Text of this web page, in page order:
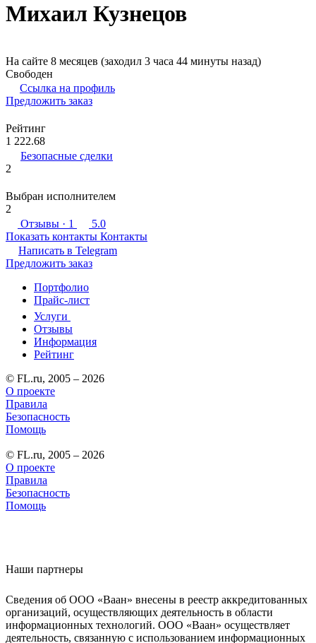
Михаил Кузнецов
На сайте 8 месяцев (заходил 3 часа 44 минуты назад)
Свободен
Ссылка на профиль
Предложить заказ
Рейтинг
1 222.68
Безопасные сделки
2
Выбран исполнителем
2
Отзывы · 1
5.0
Показать контакты Контакты
Написать в Telegram
Предложить заказ
Портфолио
Прайс-лист
Услуги
Отзывы
Информация
Рейтинг
© FL.ru, 2005 – 2026
О проекте
Правила
Безопасность
Помощь
© FL.ru, 2005 – 2026
О проекте
Правила
Безопасность
Помощь
Наши партнеры
Сведения об ООО «Ваан» внесены в реестр аккредитованных
организаций, осуществляющих деятельность в области
информационных технологий. ООО «Ваан» осуществляет
деятельность, связанную с использованием информационных